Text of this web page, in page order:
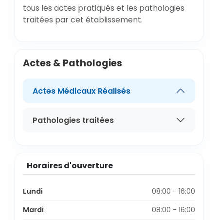
tous les actes pratiqués et les pathologies
traitées par cet établissement.
Actes & Pathologies
Actes Médicaux Réalisés
Pathologies traitées
Horaires d'ouverture
Lundi
08:00 - 16:00
Mardi
08:00 - 16:00